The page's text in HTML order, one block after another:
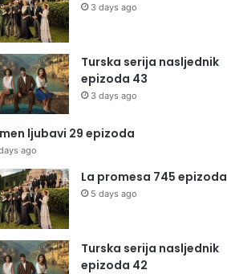
3 days ago
Turska serija nasljednik
epizoda 43
3 days ago
ljubavi 29 epizoda
ago
La promesa 745 epizoda
5 days ago
Turska serija nasljednik
epizoda 42